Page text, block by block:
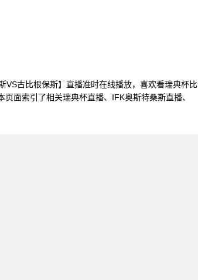
古比根保斯】直播准时在线播放，喜欢看瑞典杯比
面索引了相关瑞典杯直播、IFK奥斯特桑斯直播、